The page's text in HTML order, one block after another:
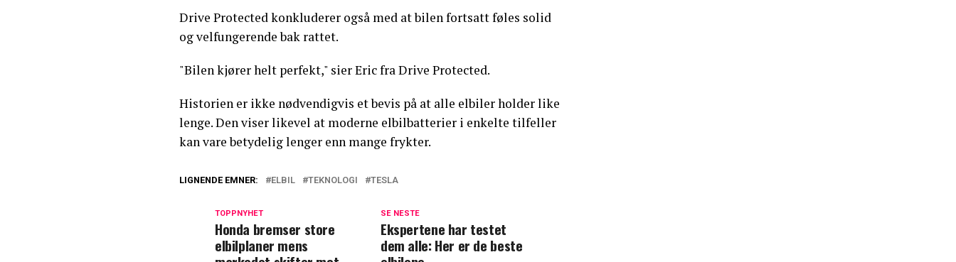
Drive Protected konkluderer også med at bilen fortsatt føles solid
og velfungerende bak rattet.
"Bilen kjører helt perfekt," sier Eric fra Drive Protected.
Historien er ikke nødvendigvis et bevis på at alle elbiler holder like
lenge. Den viser likevel at moderne elbilbatterier i enkelte tilfeller
kan vare betydelig lenger enn mange frykter.
LIGNENDE EMNER: ELBIL TEKNOLOGI TESLA
SE NESTE
Ekspertene har testet
dem alle: Her er de beste
TOPPNYHET
Honda bremser store
elbilplaner mens